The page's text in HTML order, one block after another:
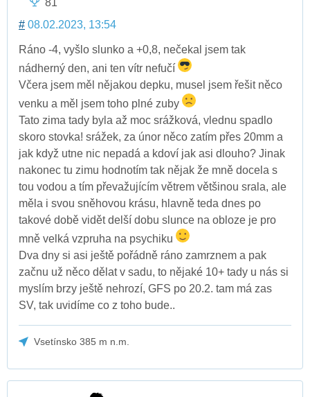
# 08.02.2023, 13:54
Ráno -4, vyšlo slunko a +0,8, nečekal jsem tak
nádherný den, ani ten vítr nefučí
Včera jsem měl nějakou depku, musel jsem řešit něco
venku a měl jsem toho plné zuby
Tato zima tady byla až moc srážková, vlednu spadlo
skoro stovka! srážek, za únor něco zatím přes 20mm a
jak když utne nic nepadá a kdoví jak asi dlouho? Jinak
nakonec tu zimu hodnotím tak nějak že mně docela s
tou vodou a tím převažujícím větrem většinou srala, ale
měla i svou sněhovou krásu, hlavně teda dnes po
takové době vidět delší dobu slunce na obloze je pro
mně velká vzpruha na psychiku
Dva dny si asi ještě pořádně ráno zamrznem a pak
začnu už něco dělat v sadu, to nějaké 10+ tady u nás si
myslím brzy ještě nehrozí, GFS po 20.2. tam má zas
SV, tak uvidíme co z toho bude..
Vsetínsko 385 m n.m.